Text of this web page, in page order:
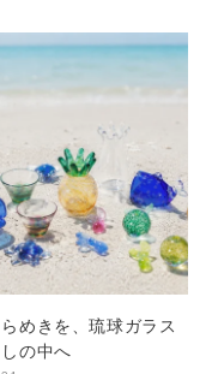
めきを、琉球ガラス
の中へ